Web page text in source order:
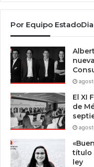
Por Equipo
El XI
de
título
ley